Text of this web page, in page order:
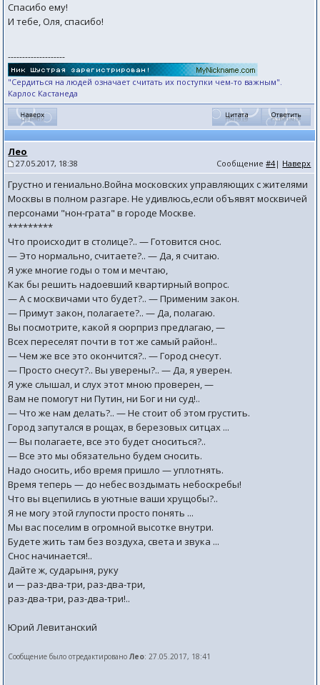
Спасибо ему!
И тебе, Оля, спасибо!
--------------------
"Сердиться на людей означает считать их поступки чем-то важным".
Карлос Кастанеда
Лео
27.05.2017, 18:38 Сообщение#4| Наверх
Грустно и гениально.Война московских управляющих с жителями
Москвы в полном разгаре. Не удивлюсь,если объявят москвичей
персонами "нон-грата" в городе Москве.
*********
Что происходит в столице?.. — Готовится снос.
— Это нормально, считаете?.. — Да, я считаю.
Я уже многие годы о том и мечтаю,
Как бы решить надоевший квартирный вопрос.
— А с москвичами что будет?.. — Применим закон.
— Примут закон, полагаете?.. — Да, полагаю.
Вы посмотрите, какой я сюрприз предлагаю, —
Всех переселят почти в тот же самый район!..
— Чем же все это окончится?.. — Город снесут.
— Просто снесут?.. Вы уверены?.. — Да, я уверен.
Я уже слышал, и слух этот мною проверен, —
Вам не помогут ни Путин, ни Бог и ни суд!..
— Что же нам делать?.. — Не стоит об этом грустить.
Город запутался в рощах, в березовых ситцах ...
— Вы полагаете, все это будет сноситься?..
— Все это мы обязательно будем сносить.
Надо сносить, ибо время пришло — уплотнять.
Время теперь — до небес воздымать небоскребы!
Что вы вцепились в уютные ваши хрущобы?..
Я не могу этой глупости просто понять ...
Мы вас поселим в огромной высотке внутри.
Будете жить там без воздуха, света и звука ...
Снос начинается!..
Дайте ж, сударыня, руку
и — раз-два-три, раз-два-три,
раз-два-три, раз-два-три!..
Юрий Левитанский
Сообщение было отредактированоЛео: 27.05.2017, 18:41